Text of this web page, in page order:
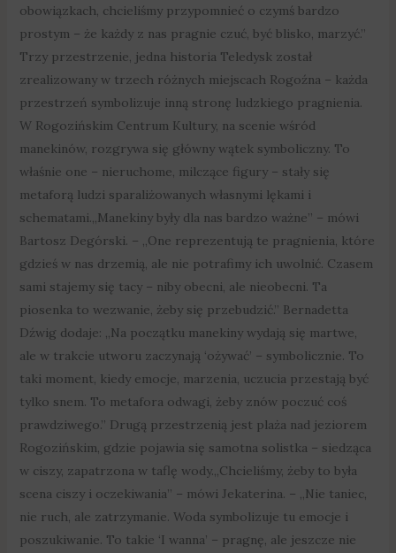
obowiązkach, chcieliśmy przypomnieć o czymś bardzo
prostym – że każdy z nas pragnie czuć, być blisko, marzyć.”
Trzy przestrzenie, jedna historia Teledysk został
zrealizowany w trzech różnych miejscach Rogoźna – każda
przestrzeń symbolizuje inną stronę ludzkiego pragnienia.
W Rogozińskim Centrum Kultury, na scenie wśród
manekinów, rozgrywa się główny wątek symboliczny. To
właśnie one – nieruchome, milczące figury – stały się
metaforą ludzi sparaliżowanych własnymi lękami i
schematami.„Manekiny były dla nas bardzo ważne” – mówi
Bartosz Degórski. – „One reprezentują te pragnienia, które
gdzieś w nas drzemią, ale nie potrafimy ich uwolnić. Czasem
sami stajemy się tacy – niby obecni, ale nieobecni. Ta
piosenka to wezwanie, żeby się przebudzić.” Bernadetta
Dźwig dodaje: „Na początku manekiny wydają się martwe,
ale w trakcie utworu zaczynają ‘ożywać’ – symbolicznie. To
taki moment, kiedy emocje, marzenia, uczucia przestają być
tylko snem. To metafora odwagi, żeby znów poczuć coś
prawdziwego.” Drugą przestrzenią jest plaża nad jeziorem
Rogozińskim, gdzie pojawia się samotna solistka – siedząca
w ciszy, zapatrzona w taflę wody.„Chcieliśmy, żeby to była
scena ciszy i oczekiwania” – mówi Jekaterina. – „Nie taniec,
nie ruch, ale zatrzymanie. Woda symbolizuje tu emocje i
poszukiwanie. To takie ‘I wanna’ – pragnę, ale jeszcze nie